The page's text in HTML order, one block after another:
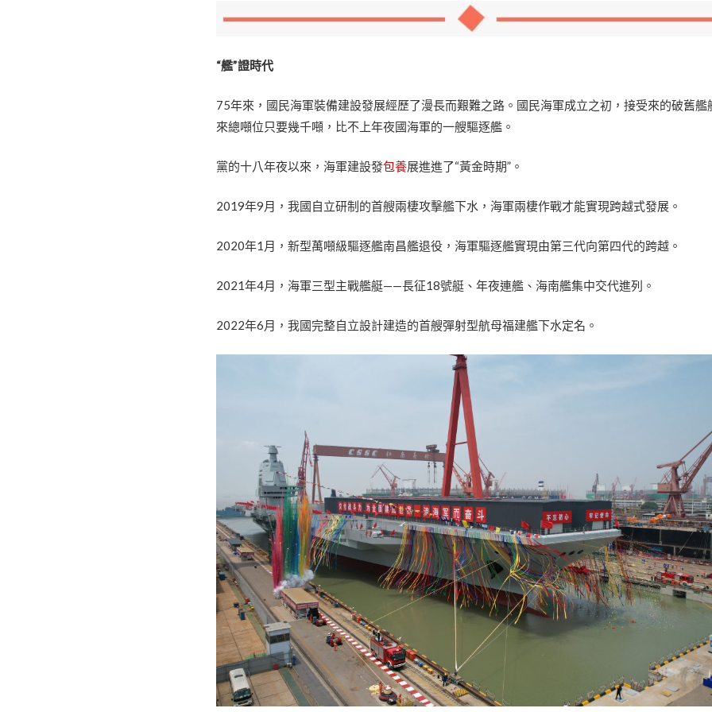
“艦”證時代
75年來，國民海軍裝備建設發展經歷了漫長而艱難之路。國民海軍成立之初，接受來的破舊艦
來總噸位只要幾千噸，比不上年夜國海軍的一艘驅逐艦。
黨的十八年夜以來，海軍建設發包養展進進了“黃金時期”。
2019年9月，我國自立研制的首艘兩棲攻擊艦下水，海軍兩棲作戰才能實現跨越式發展。
2020年1月，新型萬噸級驅逐艦南昌艦退役，海軍驅逐艦實現由第三代向第四代的跨越。
2021年4月，海軍三型主戰艦艇——長征18號艇、年夜連艦、海南艦集中交代進列。
2022年6月，我國完整自立設計建造的首艘彈射型航母福建艦下水定名。